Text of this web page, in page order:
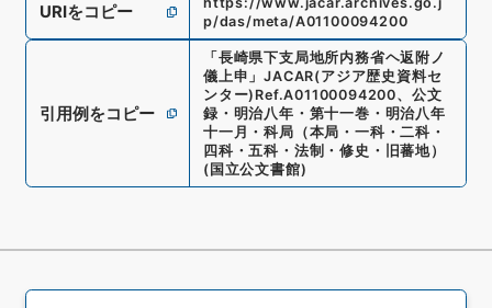
URIをコピー
p/das/meta/A01100094200
引用例をコピー
「 長崎県下支局地所内務省ヘ返附ノ
儀上申 」JACAR(アジア歴史資料セ
ンター) Ref.A01100094200、 公文
録・明治八年・第十一巻・明治八年
十一月・科局（本局・一科・二科・
四科・五科・法制・修史・旧蕃地）
( 国立公文書館)